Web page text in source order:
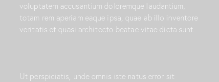
voluptatem accusantium doloremque laudantium,
totam rem aperiam eaque ipsa, quae ab illo inventore
veritatis et quasi architecto beatae vitae dicta sunt.
Ut perspiciatis, unde omnis iste natus error sit